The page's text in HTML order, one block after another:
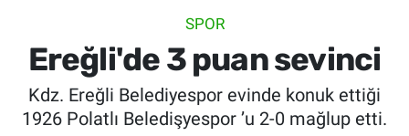
SPOR
Ereğli'de 3 puan sevinci
Kdz. Ereğli Belediyespor evinde konuk ettiği
1926 Polatlı Beledişyespor ’u 2-0 mağlup etti.
SPOR
SAĞLIK